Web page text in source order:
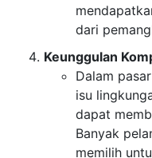
dari
Keunggulan
Dalam
isu
dapat
Banyak
memilih